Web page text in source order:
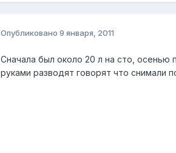
Опубликовано 9 января, 2011
Сначала был около 20 л на сто, осенью
руками разводят говорят что снимали